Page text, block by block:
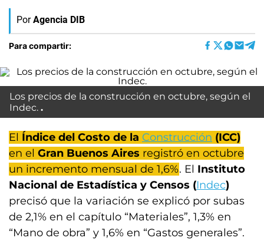
Por Agencia DIB
Para compartir:
Los precios de la construcción en octubre, según el
Indec.
El Índice del Costo de la Construcción (ICC)
en el Gran Buenos Aires registró en octubre
un incremento mensual de 1,6%. El Instituto
Nacional de Estadística y Censos (Indec)
precisó que la variación se explicó por subas
de 2,1% en el capítulo “Materiales”, 1,3% en
“Mano de obra” y 1,6% en “Gastos generales”.